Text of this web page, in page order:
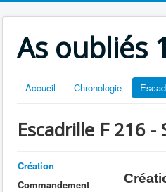
As oubliés
Accueil Chronologie
Escadrille F 216 -
Création
Commandement